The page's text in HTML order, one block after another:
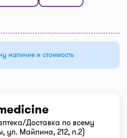
наличие и стоимость
Доставка по всему
ул. Майлина, 212, п.2)